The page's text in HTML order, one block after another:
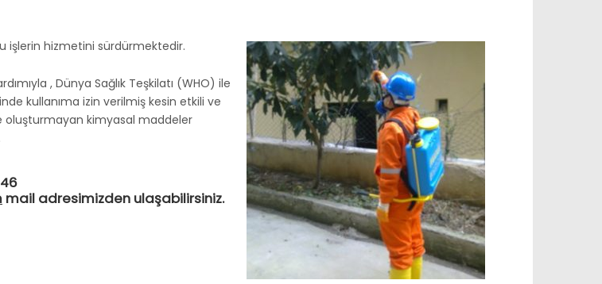
işlerin hizmetini sürdürmektedir.
, Dünya Sağlık Teşkilatı (WHO) ile
kullanıma izin verilmiş kesin etkili ve
oluşturmayan kimyasal maddeler
mail adresimizden ulaşabilirsiniz.